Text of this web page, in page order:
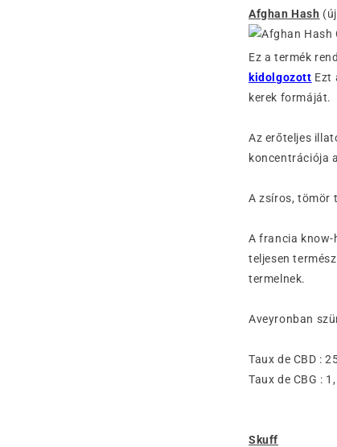
Afghan Hash
Ez a termék
kidolgozott Ezt
kerek formáját.
Az erőteljes
koncentrációja
A zsíros, tömör
A francia
teljesen
termelnek.
Aveyronban
Taux de CBD :
Taux de CBG :
Skuff